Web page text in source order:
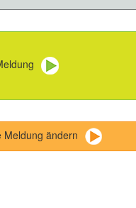
Meldung ändern